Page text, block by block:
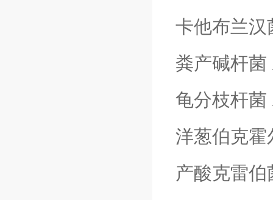
卡他布兰汉
粪产碱杆菌
龟分枝杆菌
洋葱伯克霍
产酸克雷伯